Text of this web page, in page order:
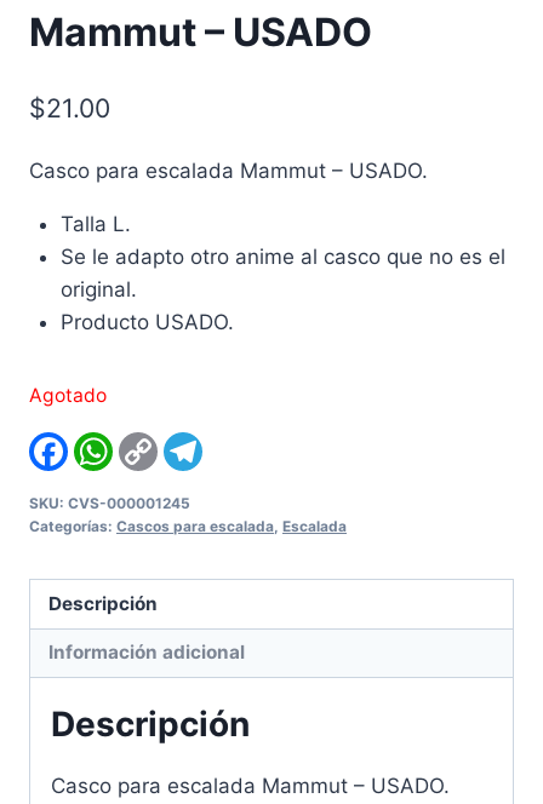
Mammut – USADO
$21.00
Casco para escalada Mammut – USADO.
Talla L.
Se le adapto otro anime al casco que no es el
original.
Producto USADO.
Agotado
FacebookWhatsApp
Copy
Link
SKU: CVS-000001245
Categorías: Cascos para escalada, Escalada
Descripción
Información adicional
Descripción
Casco para escalada Mammut – USADO.